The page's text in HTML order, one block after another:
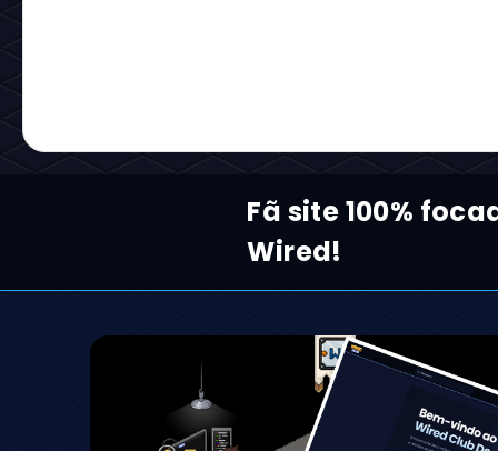
Fã site 100%
Wired!